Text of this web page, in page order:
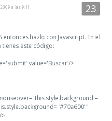
a las 9:11
entonces hazlo con Javascript. En el
este código:
value='Buscar'/>
=
'#70a600'"